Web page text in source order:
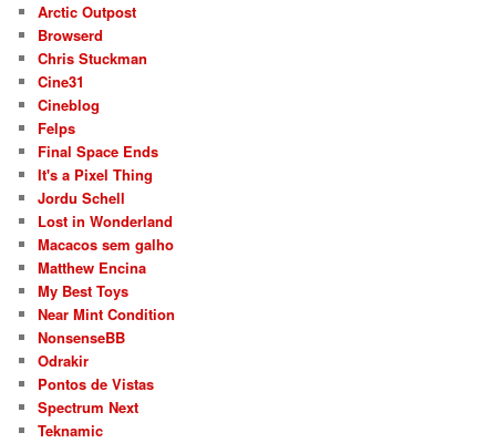
Arctic Outpost
Browserd
Chris Stuckman
Cine31
Cineblog
Felps
Final Space Ends
It's a Pixel Thing
Jordu Schell
Lost in Wonderland
Macacos sem galho
Matthew Encina
My Best Toys
Near Mint Condition
NonsenseBB
Odrakir
Pontos de Vistas
Spectrum Next
Teknamic